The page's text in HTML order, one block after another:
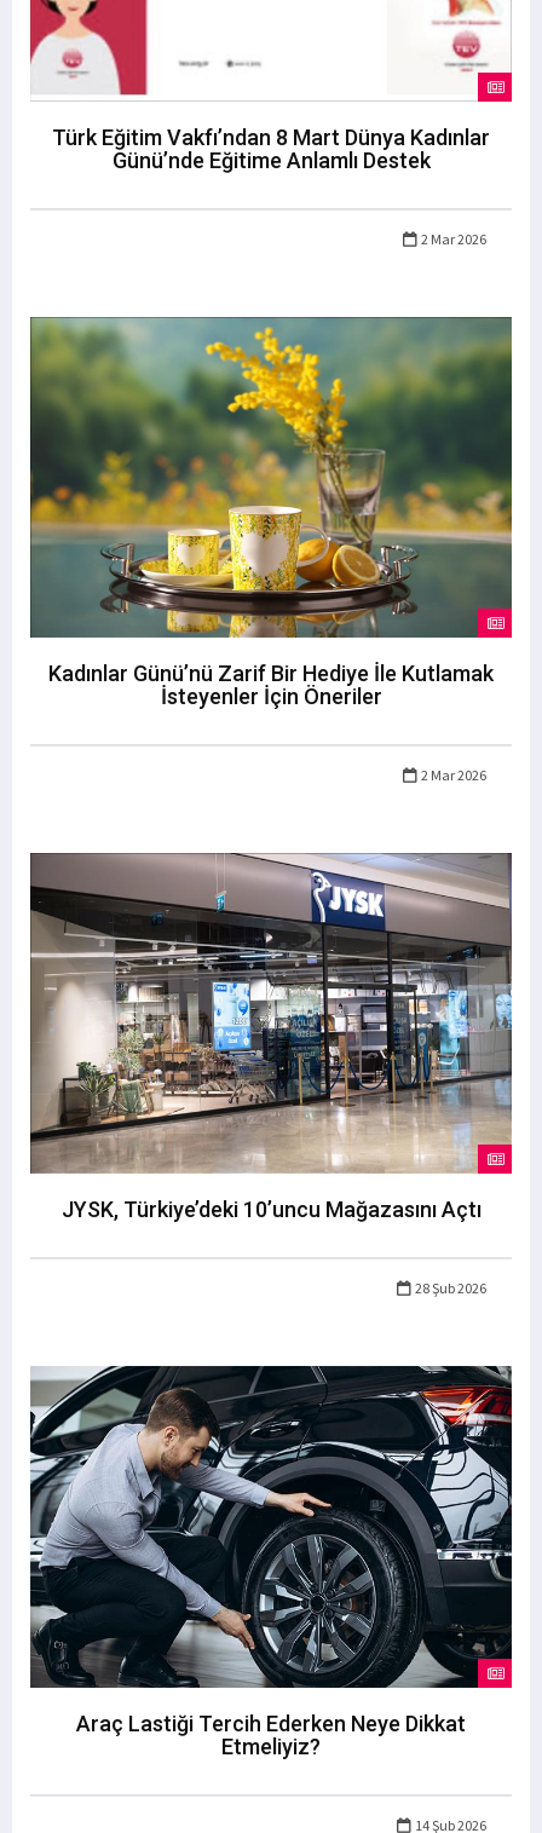
Türk Eğitim Vakfı’ndan 8 Mart Dünya Kadınlar
Günü’nde Eğitime Anlamlı Destek
2 Mar 2026
Kadınlar Günü’nü Zarif Bir Hediye İle Kutlamak
İsteyenler İçin Öneriler
2 Mar 2026
JYSK, Türkiye’deki 10’uncu Mağazasını Açtı
28 Şub 2026
Araç Lastiği Tercih Ederken Neye Dikkat
Etmeliyiz?
14 Şub 2026